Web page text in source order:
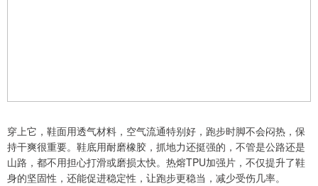
穿上它，鞋面用透气材料，空气流通特别好，跑步时脚不会闷热，保
持干爽很重要。鞋底用耐磨橡胶，抓地力还挺强的，不管是公路还是
山路，都不用担心打滑或磨损太快。热熔TPU加强片，不仅提升了鞋
身的坚固性，还能促进稳定性，让跑步更稳当，减少受伤几率。